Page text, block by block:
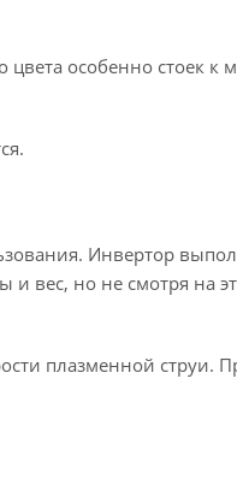
особенно стоек к
Инвертор
и вес, но не смотря на
плазменной струи.